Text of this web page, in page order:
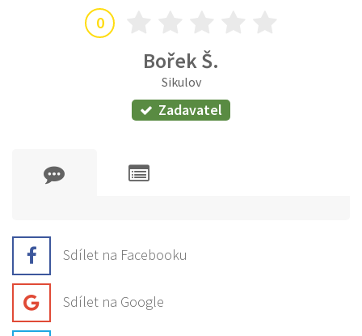
0
Bořek Š.
Sikulov
Zadavatel
Sdílet na Facebooku
Sdílet na Google